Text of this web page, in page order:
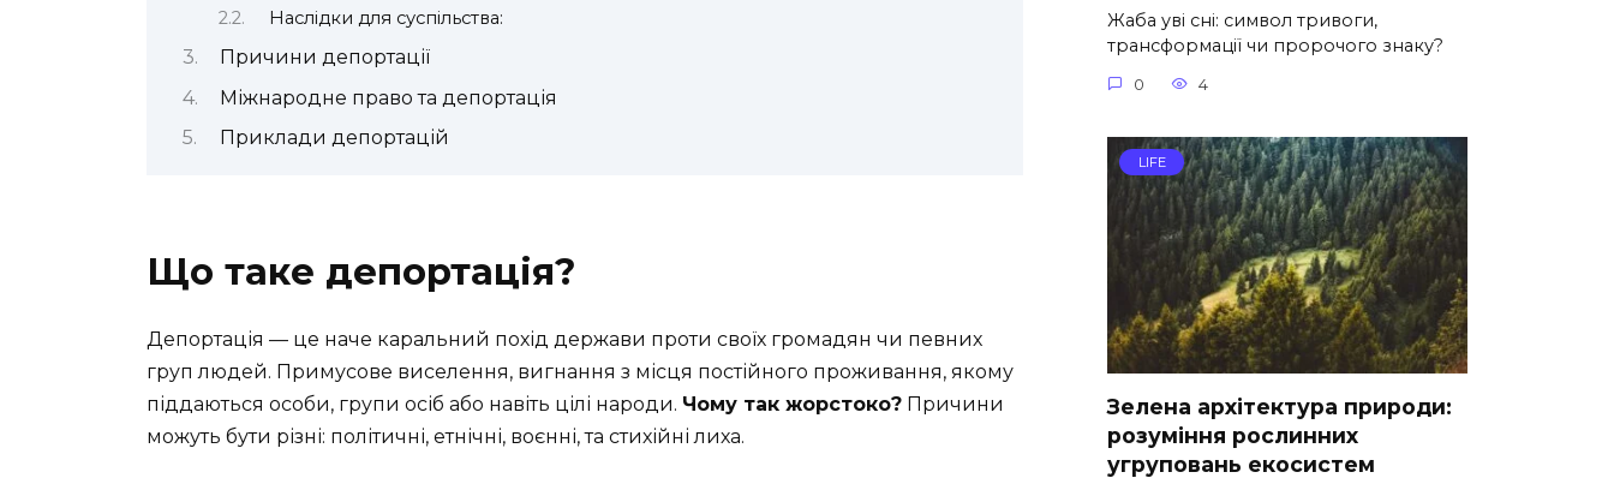
Наслідки для суспільства:
Причини депортації
Міжнародне право та депортація
Приклади депортацій
Що таке депортація?
Депортація — це наче каральний похід держави проти своїх громадян чи певних
груп людей. Примусове виселення, вигнання з місця постійного проживання, якому
піддаються особи, групи осіб або навіть цілі народи. Чому так жорстоко? Причини
можуть бути різні: політичні, етнічні, воєнні, та стихійні лиха.
Жаба уві сні: символ тривоги,
трансформації чи пророчого знаку?
0 4
LIFE
Зелена архітектура природи:
розуміння рослинних
угруповань екосистем